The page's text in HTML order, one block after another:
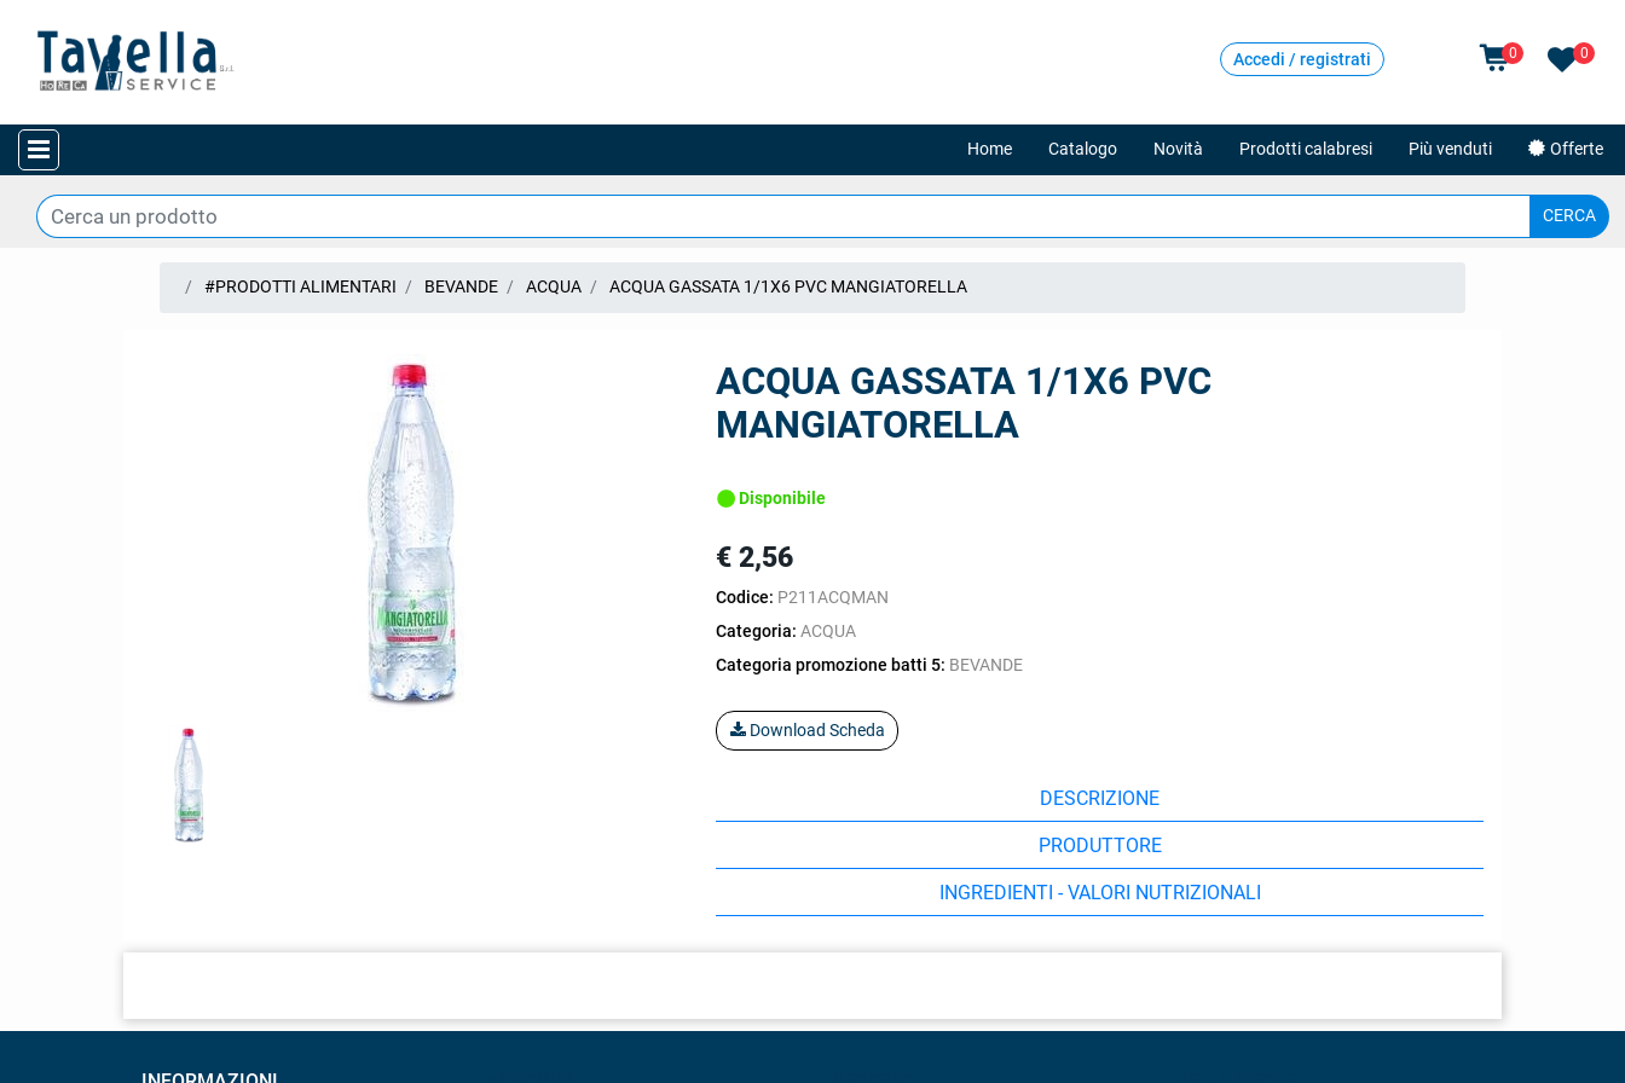
Accedi / registrati 0 0
Open menu Home Catalogo Novità Prodotti calabresi Più venduti Offerte
#PRODOTTI ALIMENTARI BEVANDE ACQUA ACQUA GASSATA 1/1X6 PVC MANGIATORELLA
ACQUA GASSATA 1/1X6 PVC
MANGIATORELLA
Disponibile
€ 2,56
Codice: P211ACQMAN
Categoria: ACQUA
Categoria promozione batti 5: BEVANDE
Download Scheda
DESCRIZIONE
PRODUTTORE
INGREDIENTI - VALORI NUTRIZIONALI